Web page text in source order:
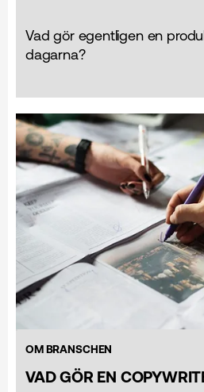
Vad gör egentligen en
dagarna?
OM BRANSCHEN
VAD GÖR EN